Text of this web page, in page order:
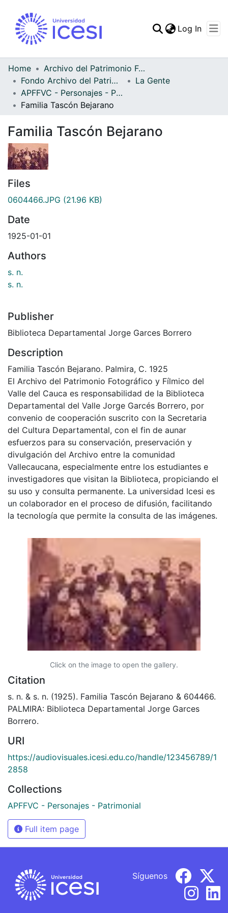
Statistics
Log In
Home
Archivo del Patrimonio Fotográfico y Fílmico del Valle del Cauca
Fondo Archivo del Patrimonio Fotográfico y Fílmico del Valle del Cauca
La Gente
APFFVC - Personajes - Patrimonial
Familia Tascón Bejarano
Familia Tascón Bejarano
Files
0604466.JPG (21.96 KB)
Date
1925-01-01
Authors
s. n.
s. n.
Publisher
Biblioteca Departamental Jorge Garces Borrero
Description
Familia Tascón Bejarano. Palmira, C. 1925
El Archivo del Patrimonio Fotográfico y Fílmico del
Valle del Cauca es responsabilidad de la Biblioteca
Departamental del Valle Jorge Garcés Borrero, por
convenio de cooperación suscrito con la Secretaria
del Cultura Departamental, con el fin de aunar
esfuerzos para su conservación, preservación y
divulgación del Archivo entre la comunidad
Vallecaucana, especialmente entre los estudiantes e
investigadores que visitan la Biblioteca, propiciando el
su uso y consulta permanente. La universidad Icesi es
un colaborador en el proceso de difusión, facilitando
la tecnología que permite la consulta de las imágenes.
Click on the image to open the gallery.
Citation
s. n. & s. n. (1925). Familia Tascón Bejarano & 604466.
PALMIRA: Biblioteca Departamental Jorge Garces
Borrero.
URI
https://audiovisuales.icesi.edu.co/handle/123456789/1
2858
Collections
APFFVC - Personajes - Patrimonial
Full item page
Síguenos